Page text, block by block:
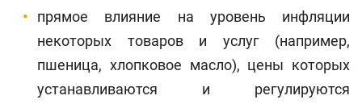
прямое влияние на уровень инфляции
некоторых товаров и услуг (например,
пшеница, хлопковое масло), цены которых
устанавливаются и регулируются